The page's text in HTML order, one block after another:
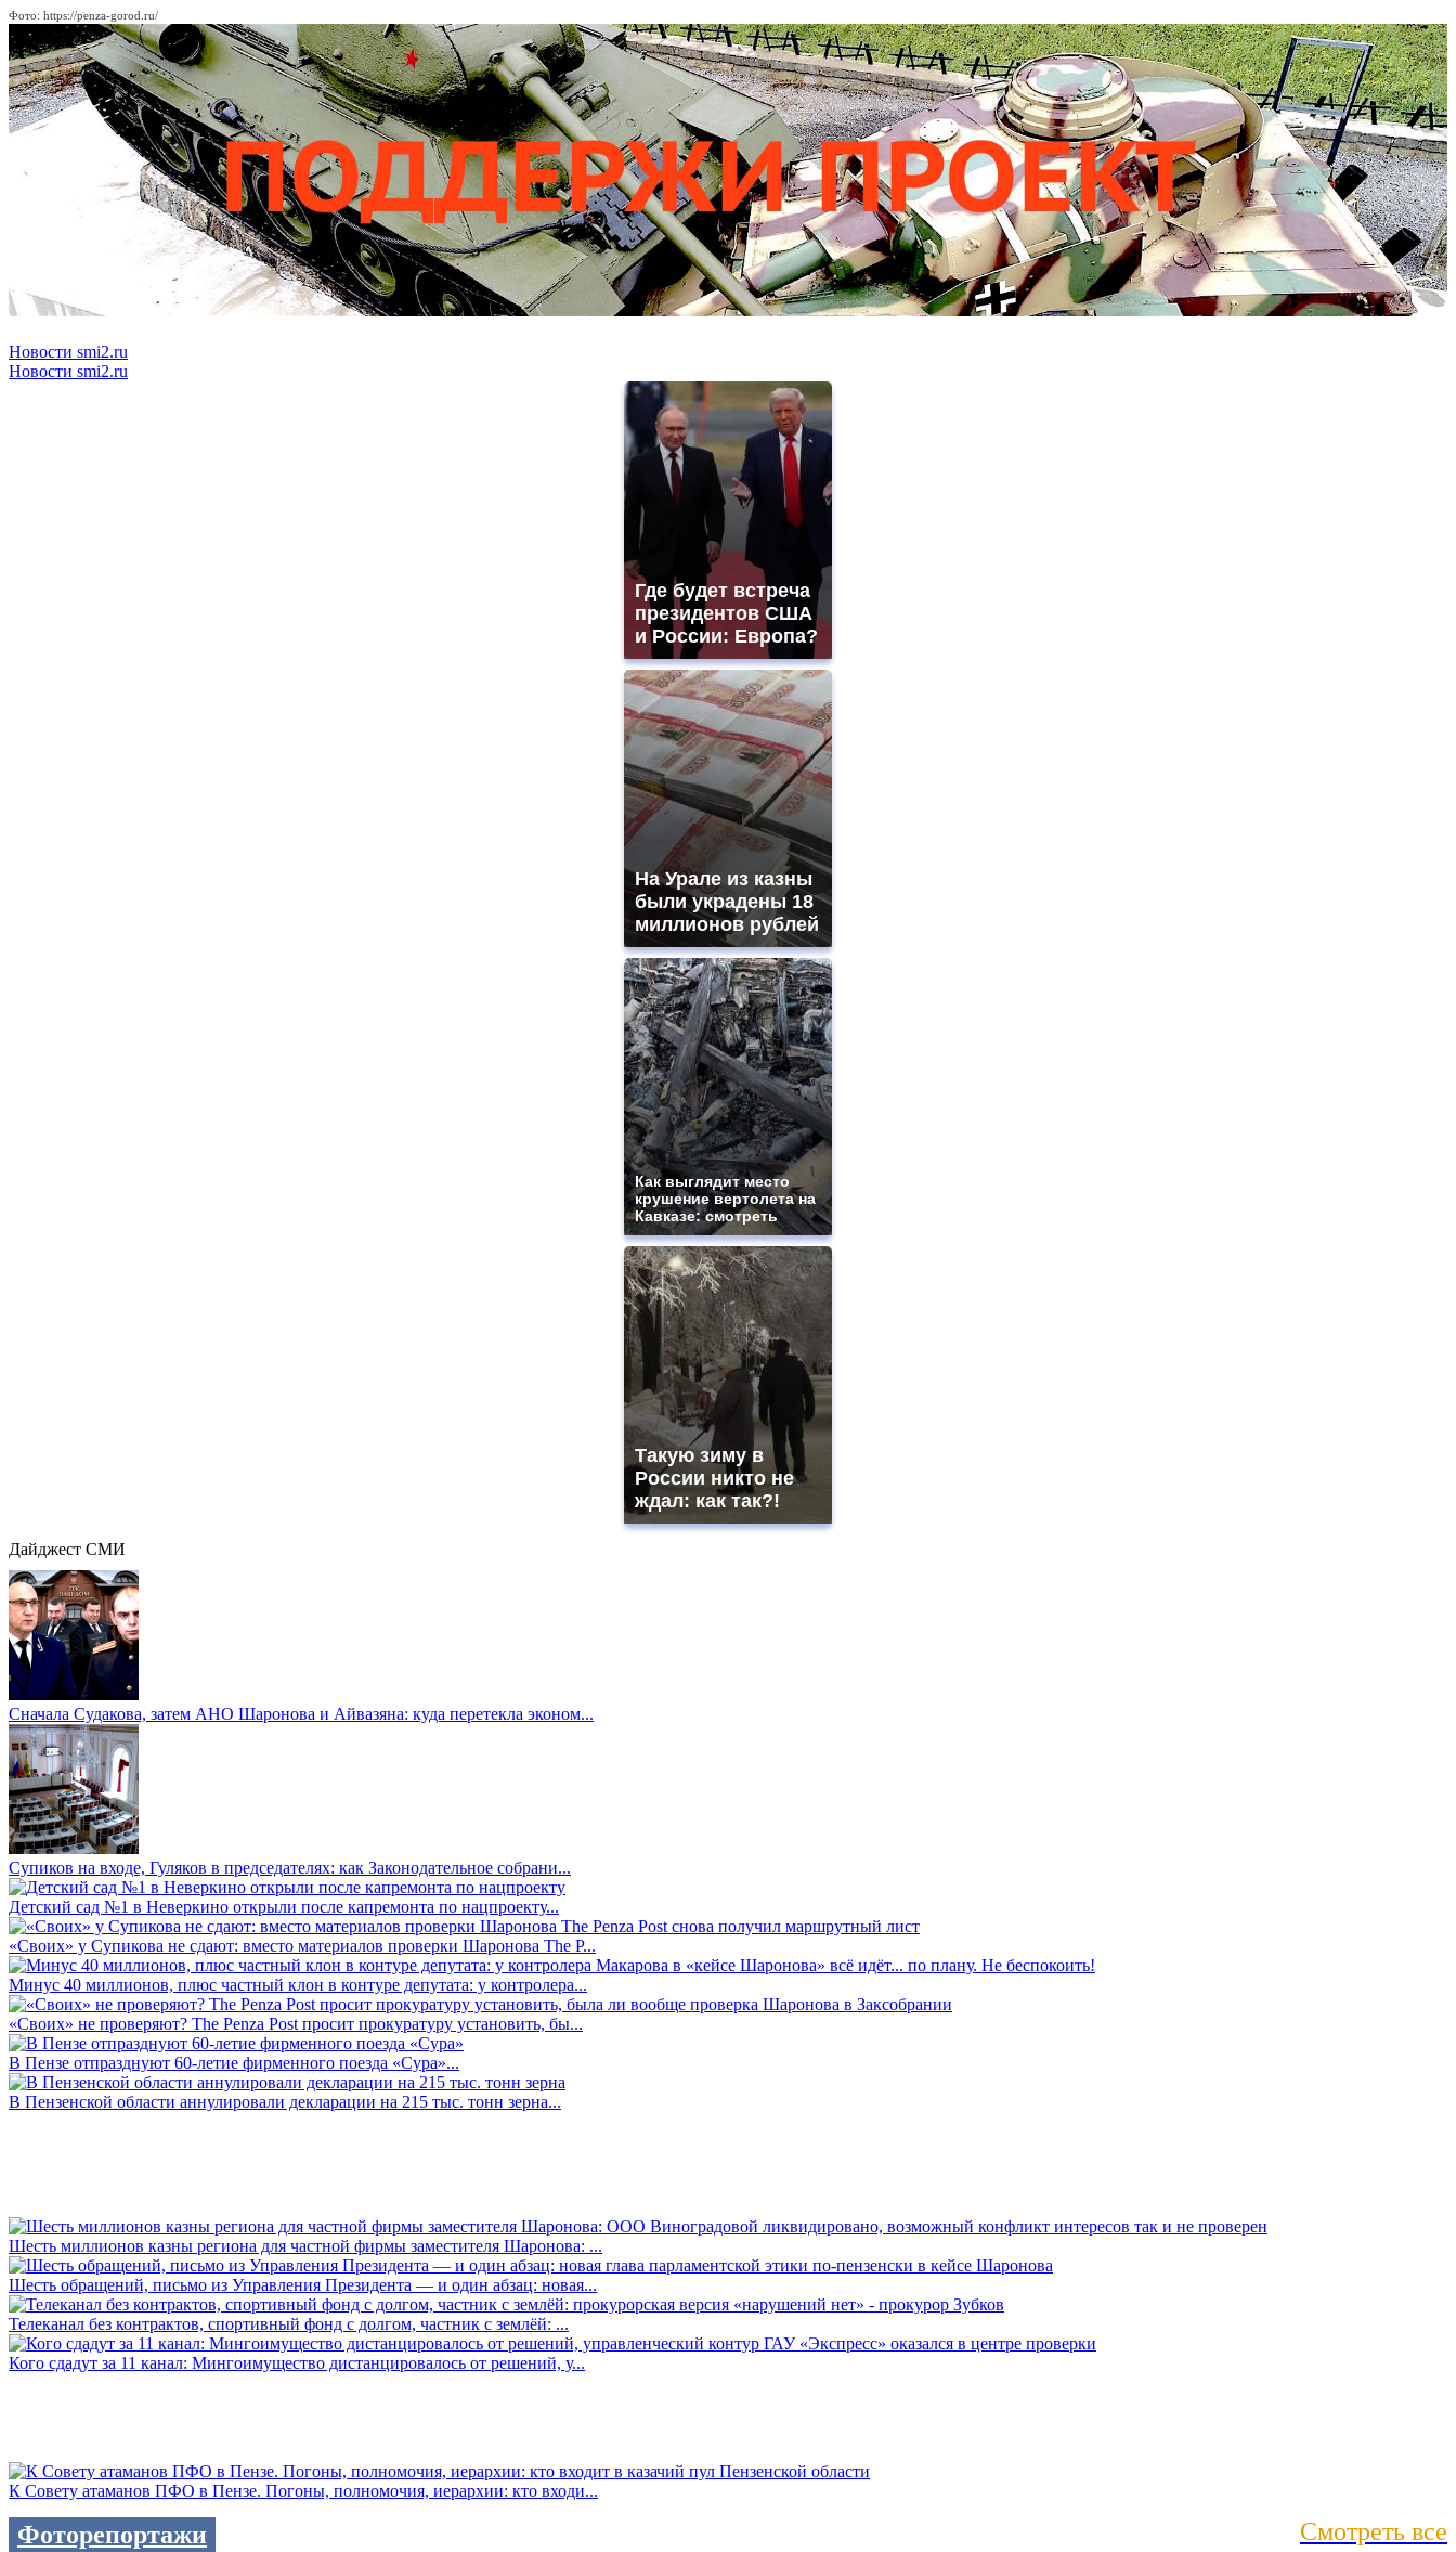
Фото: https://penza-gorod.ru/
Новости smi2.ru
Новости smi2.ru
Где будет встреча
президентов США
и России: Европа?
На Урале из казны
были украдены 18
миллионов рублей
Как выглядит место
крушение вертолета на
Кавказе: смотреть
Такую зиму в
России никто не
ждал: как так?!
Дайджест СМИ
Сначала Судакова, затем АНО Шаронова и Айвазяна: куда перетекла эконом...
Супиков на входе, Гуляков в председателях: как Законодательное собрани...
Детский сад №1 в Неверкино открыли после капремонта по нацпроекту...
«Своих» у Супикова не сдают: вместо материалов проверки Шаронова The P...
Минус 40 миллионов, плюс частный клон в контуре депутата: у контролера...
«Своих» не проверяют? The Penza Post просит прокуратуру установить, бы...
В Пензе отпразднуют 60-летие фирменного поезда «Сура»...
В Пензенской области аннулировали декларации на 215 тыс. тонн зерна...
Шесть миллионов казны региона для частной фирмы заместителя Шаронова: ...
Шесть обращений, письмо из Управления Президента — и один абзац: новая...
Телеканал без контрактов, спортивный фонд с долгом, частник с землёй: ...
Кого сдадут за 11 канал: Мингоимущество дистанцировалось от решений, у...
К Совету атаманов ПФО в Пензе. Погоны, полномочия, иерархии: кто входи...
Фоторепортажи Смотреть все